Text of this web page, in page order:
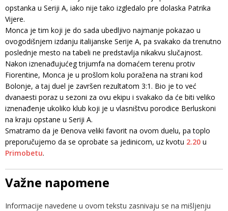
opstanka u Seriji A, iako nije tako izgledalo pre dolaska Patrika
Vijere.
Monca je tim koji je do sada ubedljivo najmanje pokazao u
ovogodišnjem izdanju italijanske Serije A, pa svakako da trenutno
poslednje mesto na tabeli ne predstavlja nikakvu slučajnost.
Nakon iznenađujućeg trijumfa na domaćem terenu protiv
Fiorentine, Monca je u prošlom kolu poražena na strani kod
Bolonje, a taj duel je završen rezultatom 3:1. Bio je to već
dvanaesti poraz u sezoni za ovu ekipu i svakako da će biti veliko
iznenađenje ukoliko klub koji je u vlasništvu porodice Berluskoni
na kraju opstane u Seriji A.
Smatramo da je Đenova veliki favorit na ovom duelu, pa toplo
preporučujemo da se oprobate sa jedinicom, uz kvotu 2.20 u
Primobetu.
Važne napomene
Informacije navedene u ovom tekstu zasnivaju se na mišljenju